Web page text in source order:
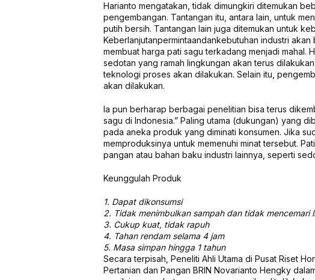
Harianto mengatakan, tidak dimungkiri ditemukan
pengembangan. Tantangan itu, antara lain, untuk
putih bersih. Tantangan lain juga ditemukan untuk
Keberlanjutanpermintaandankebutuhan industri
membuat harga pati sagu terkadang menjadi mahal.
sedotan yang ramah lingkungan akan terus
teknologi proses akan dilakukan. Selain itu,
akan dilakukan.
Ia pun berharap berbagai penelitian bisa terus
sagu di Indonesia.” Paling utama (dukungan) yang
pada aneka produk yang diminati konsumen. Jika
memproduksinya untuk memenuhi minat tersebut.
pangan atau bahan baku industri lainnya, seperti
Keunggulah Produk
1. Dapat dikonsumsi
2. Tidak menimbulkan sampah dan tidak mencemari
3. Cukup kuat, tidak rapuh
4. Tahan rendam selama 4 jam
5. Masa simpan hingga 1 tahun
Secara terpisah, Peneliti Ahli Utama di Pusat Riset
Pertanian dan Pangan BRIN Novarianto Hengky